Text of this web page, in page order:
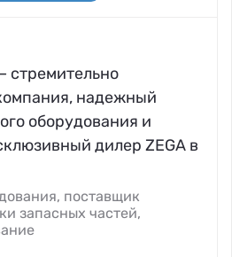
стремительно
надежный
оборудования и
дилер ZEGA в
поставщик
запасных частей,